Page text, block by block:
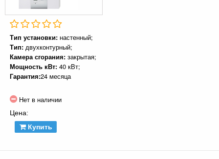
Тип установки: настенный;
Тип: двухконтурный;
Камера сгорания: закрытая;
Мощность кВт: 40 кВт;
Гарантия:24 месяца
Нет в наличии
Цена:
Купить